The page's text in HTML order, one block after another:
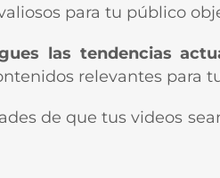
para tu público
las tendencias
relevantes para
de que tus videos